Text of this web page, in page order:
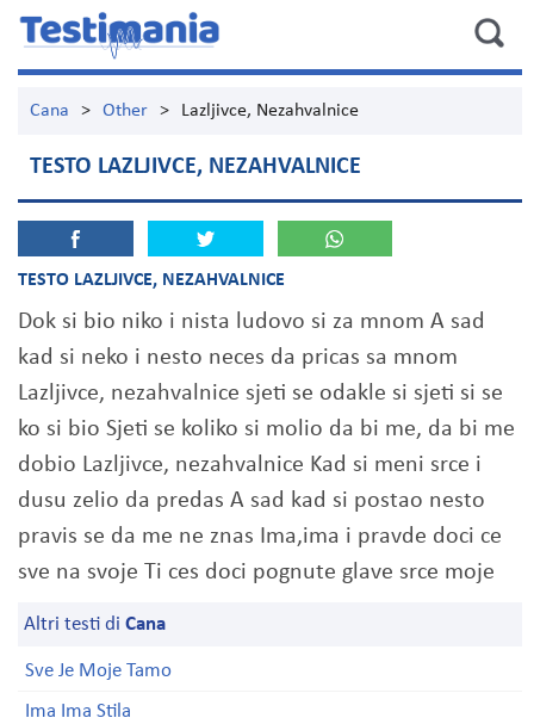
Cana > Other > Lazljivce, Nezahvalnice
TESTO LAZLJIVCE, NEZAHVALNICE
TESTO LAZLJIVCE, NEZAHVALNICE
Dok si bio niko i nista ludovo si za mnom A sad
kad si neko i nesto neces da pricas sa mnom
Lazljivce, nezahvalnice sjeti se odakle si sjeti si se
ko si bio Sjeti se koliko si molio da bi me, da bi me
dobio Lazljivce, nezahvalnice Kad si meni srce i
dusu zelio da predas A sad kad si postao nesto
pravis se da me ne znas Ima,ima i pravde doci ce
sve na svoje Ti ces doci pognute glave srce moje
Altri testi di Cana
Sve Je Moje Tamo
Ima Ima Stila